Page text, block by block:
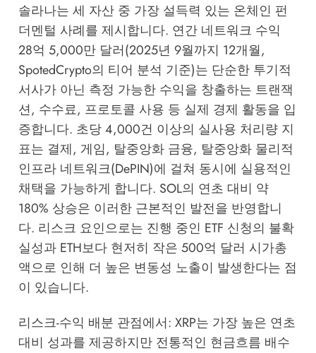
솔라나는 세 자산 중 가장 설득력 있는 온체인 펀
더멘털 사례를 제시합니다. 연간 네트워크 수익
28억 5,000만 달러(2025년 9월까지 12개월,
SpotedCrypto의 티어 분석 기준)는 단순한 투기적
서사가 아닌 측정 가능한 수익을 창출하는 트랜잭
션, 수수료, 프로토콜 사용 등 실제 경제 활동을 입
증합니다. 초당 4,000건 이상의 실사용 처리량 지
표는 결제, 게임, 탈중앙화 금융, 탈중앙화 물리적
인프라 네트워크(DePIN)에 걸쳐 동시에 실용적인
채택을 가능하게 합니다. SOL의 연초 대비 약
180% 상승은 이러한 근본적인 발전을 반영합니
다. 리스크 요인으로는 진행 중인 ETF 신청의 불확
실성과 ETH보다 현저히 작은 500억 달러 시가총
액으로 인해 더 높은 변동성 노출이 발생한다는 점
이 있습니다.
리스크-수익 배분 관점에서: XRP는 가장 높은 연초
대비 성과를 제공하지만 전통적인 현금흐름 배수